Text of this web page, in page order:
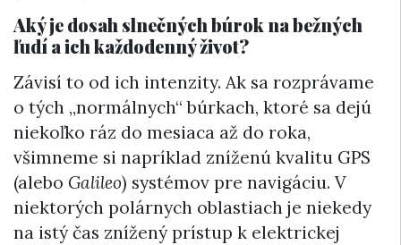
Aký je dosah slnečných búrok na bežných
ľudí a ich každodenný život?
Závisí to od ich intenzity. Ak sa rozprávame
o tých „normálnych“ búrkach, ktoré sa dejú
niekoľko ráz do mesiaca až do roka,
všimneme si napríklad zníženú kvalitu GPS
(alebo Galileo) systémov pre navigáciu. V
niektorých polárnych oblastiach je niekedy
na istý čas znížený prístup k elektrickej